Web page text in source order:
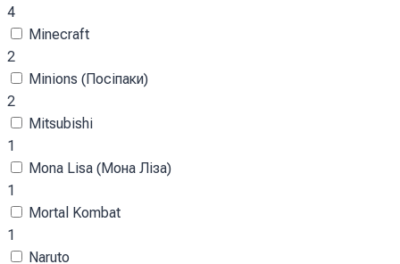
4
Minecraft
2
Minions (Посіпаки)
2
Mitsubishi
1
Mona Lisa (Мона Ліза)
1
Mortal Kombat
1
Naruto